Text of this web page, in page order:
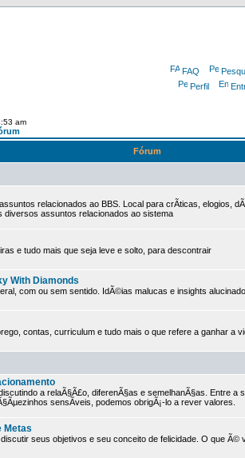
FAQ
Perfil
am
Fórum
relacionados ao BBS. Local para crÃ­ticas, elogios,
diversos assuntos relacionados ao sistema
e tudo mais que seja leve e solto, para descontrair
With Diamonds
com ou sem sentido. IdÃ©ias malucas e insights
contas, curriculum e tudo mais o que refere a ganhar a
a relaÃ§Ã£o, diferenÃ§as e semelhanÃ§as. Entre a
sensÃ­veis, podemos obrigÃ¡-lo a rever valores.
Metas
seus objetivos e seu conceito de felicidade. O que Ã©